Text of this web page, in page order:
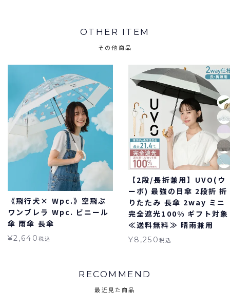
OTHER ITEM
その他商品
《飛行犬× Wpc.》空飛ぶ
ワンブレラ Wpc. ビニール
傘 雨傘 長傘
¥2,640 税込
【2段/長折兼用】UVO(ウ
ーボ) 最強の日傘 2段折 折
りたたみ 長傘 2way ミニ
完全遮光100% ギフト対象
≪送料無料≫ 晴雨兼用
¥8,250 税込
RECOMMEND
最近見た商品